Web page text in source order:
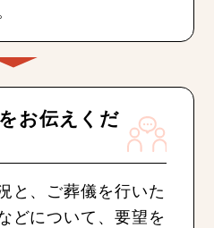
お伝えくだ
と、ご葬儀を行いた
どについて、要望を